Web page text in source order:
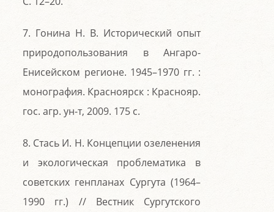
7. Гонина Н. В. Исторический опыт
природопользования в Ангаро-
Енисейском регионе. 1945–1970 гг. :
монография. Красноярск : Краснояр.
гос. агр. ун-т, 2009. 175 с.
8. Стась И. Н. Концепции озеленения
и экологическая проблематика в
советских генпланах Сургута (1964–
1990 гг.) // Вестник Сургутского